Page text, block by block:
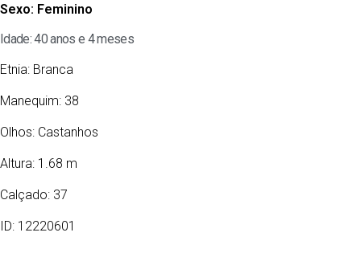
Sexo: Feminino
Idade: 40 anos e 4 meses
Etnia: Branca
Manequim: 38
Olhos: Castanhos
Altura: 1.68 m
Calçado: 37
ID: 12220601